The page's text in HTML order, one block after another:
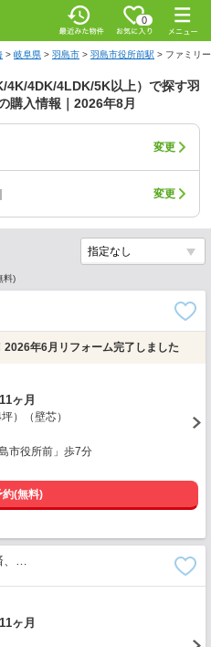
0
> 岐阜県 > 羽島市 > 羽島市役所前駅 > ファミリ
4K/4DK/4LDK/5K以上）で探す羽
購入情報｜2026年8月
変更
変更
料)
年6月リフォーム完了しました
ヶ月
）（壁芯）
市役所前」歩7分
約(無料)
、…
ヶ月